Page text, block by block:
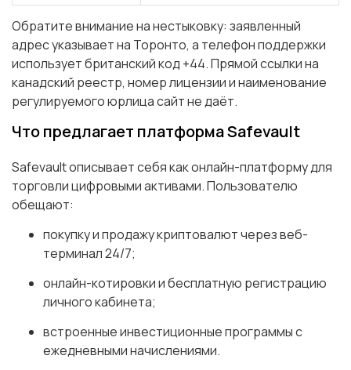
Обратите внимание на нестыковку: заявленный
адрес указывает на Торонто, а телефон поддержки
использует британский код +44. Прямой ссылки на
канадский реестр, номер лицензии и наименование
регулируемого юрлица сайт не даёт.
Что предлагает платформа Safevault
Safevault описывает себя как онлайн-платформу для
торговли цифровыми активами. Пользователю
обещают:
покупку и продажу криптовалют через веб-
терминал 24/7;
онлайн-котировки и бесплатную регистрацию
личного кабинета;
встроенные инвестиционные программы с
ежедневными начислениями.